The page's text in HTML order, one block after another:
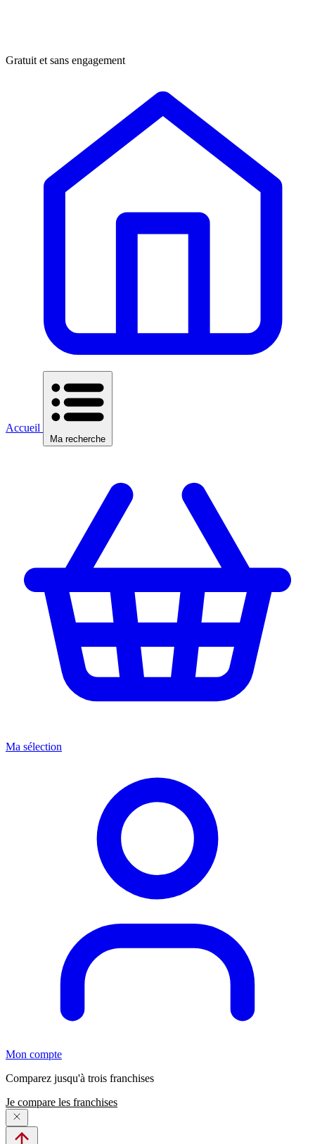
Gratuit et sans engagement
Accueil
Ma recherche
Ma sélection
Mon compte
Comparez jusqu'à trois franchises
Je compare les franchises